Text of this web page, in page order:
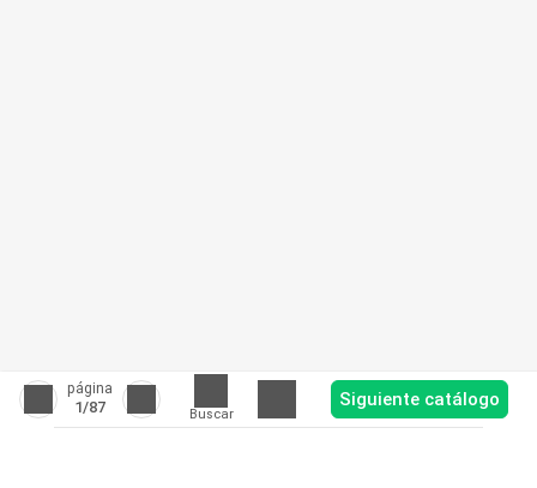
página
1/87 Buscar
Siguiente catálogo